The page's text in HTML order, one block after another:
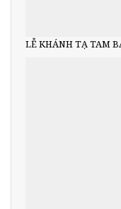
LỄ KHÁNH TẠ TAM